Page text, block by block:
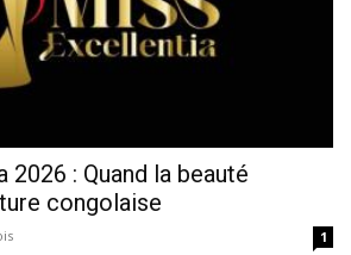
: Quand la beauté
congolaise
1